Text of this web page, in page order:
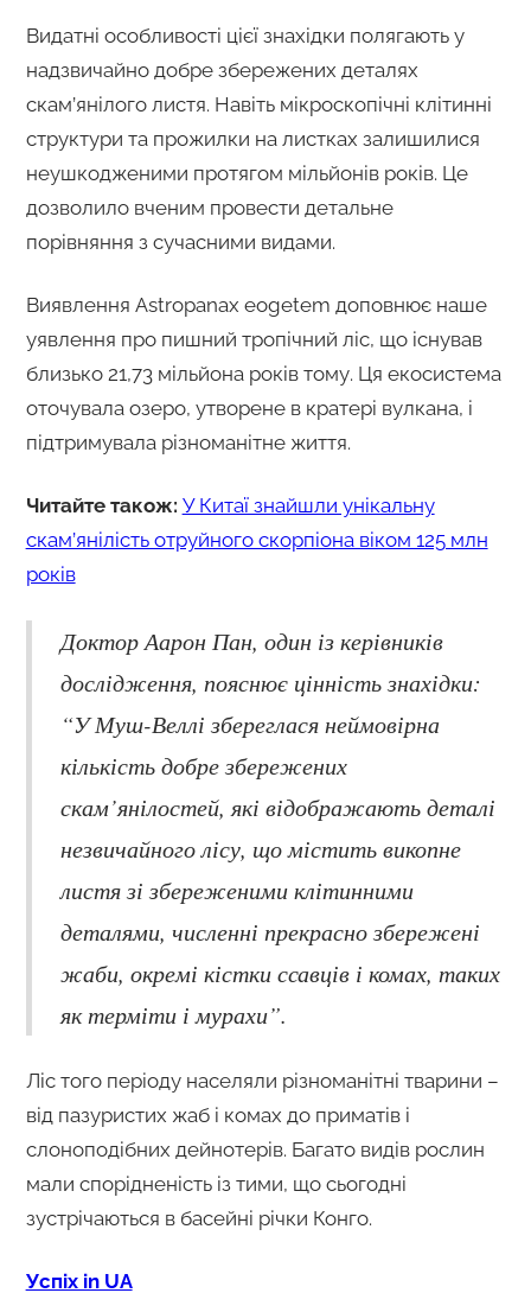
Видатні особливості цієї знахідки полягають у
надзвичайно добре збережених деталях
скам’янілого листя. Навіть мікроскопічні клітинні
структури та прожилки на листках залишилися
неушкодженими протягом мільйонів років. Це
дозволило вченим провести детальне
порівняння з сучасними видами.
Виявлення Astropanax eogetem доповнює наше
уявлення про пишний тропічний ліс, що існував
близько 21,73 мільйона років тому. Ця екосистема
оточувала озеро, утворене в кратері вулкана, і
підтримувала різноманітне життя.
Читайте також: У Китаї знайшли унікальну
скам’янілість отруйного скорпіона віком 125 млн
років
Доктор Аарон Пан, один із керівників
дослідження, пояснює цінність знахідки:
“У Муш-Веллі збереглася неймовірна
кількість добре збережених
скам’янілостей, які відображають деталі
незвичайного лісу, що містить викопне
листя зі збереженими клітинними
деталями, численні прекрасно збережені
жаби, окремі кістки ссавців і комах, таких
як терміти і мурахи”.
Ліс того періоду населяли різноманітні тварини –
від пазуристих жаб і комах до приматів і
слоноподібних дейнотерів. Багато видів рослин
мали спорідненість із тими, що сьогодні
зустрічаються в басейні річки Конго.
Успіх in UA